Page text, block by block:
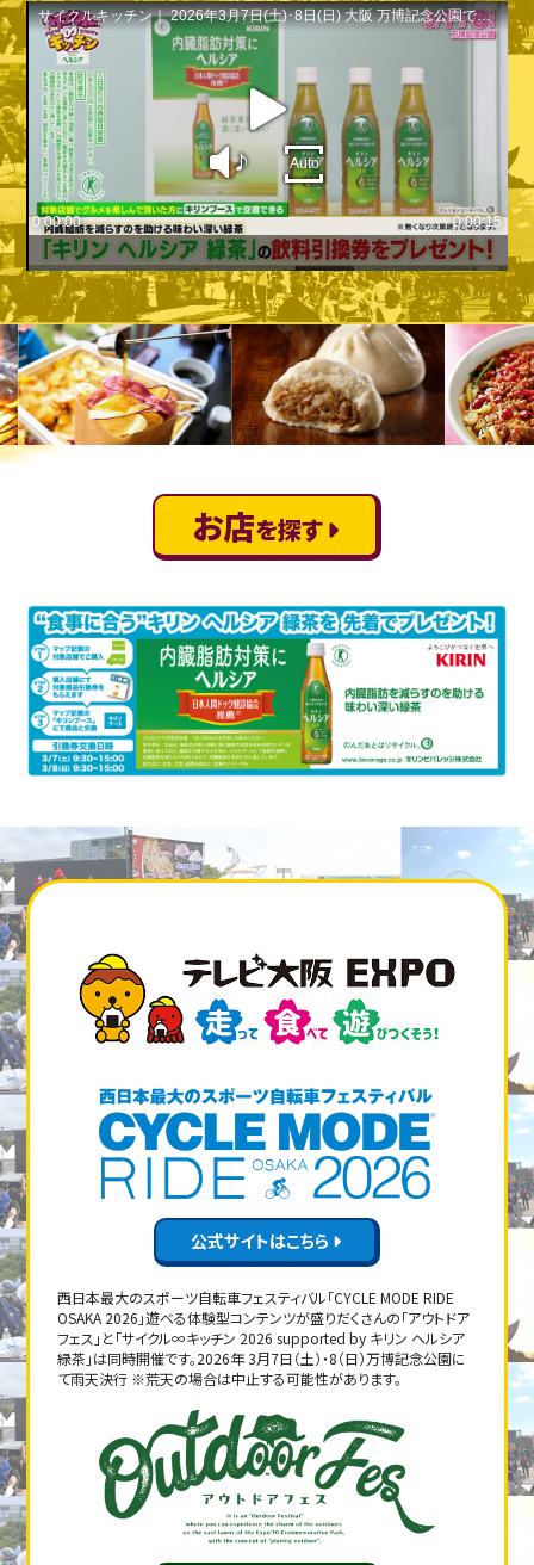
サイクルキッチン｜ 2026年3月7日(土)･8日(日) 大阪 万博記念公園で開催！
play
sound
Auto
0:00:00 0:00:15
お店を探す
公式サイトはこちら
西日本最大のスポーツ自転車フェスティバル「CYCLE MODE RIDE
OSAKA 2026」遊べる体験型コンテンツが盛りだくさんの「アウトドア
フェス」と「サイクル∞キッチン 2026 supported by キリン ヘルシア
緑茶」は同時開催です。2026年 3月7日（土）・8（日）万博記念公園に
て雨天決行 ※荒天の場合は中止する可能性があります。